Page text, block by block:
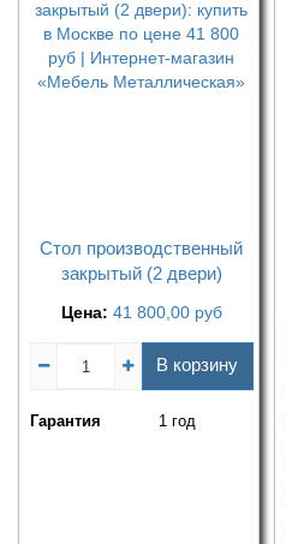
Стол производственный
закрытый (2 двери)
Цена: 41 800,00 руб
В корзину
Гарантия 1 год